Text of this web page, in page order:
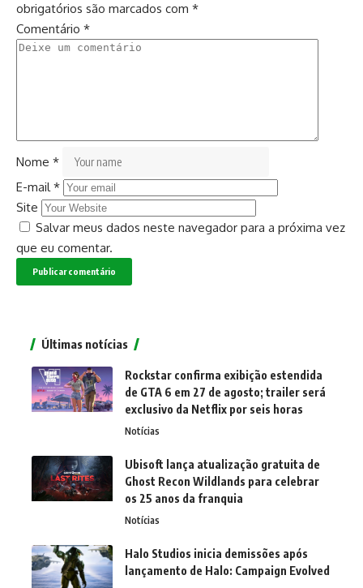
obrigatórios são marcados com *
Comentário *
Nome *
E-mail*
Site
Salvar meus dados neste navegador para a próxima vez
que eu comentar.
Últimas notícias
Rockstar confirma exibição estendida
de GTA 6 em 27 de agosto; trailer será
exclusivo da Netflix por seis horas
Notícias
Ubisoft lança atualização gratuita de
Ghost Recon Wildlands para celebrar
os 25 anos da franquia
Notícias
Halo Studios inicia demissões após
lançamento de Halo: Campaign Evolved